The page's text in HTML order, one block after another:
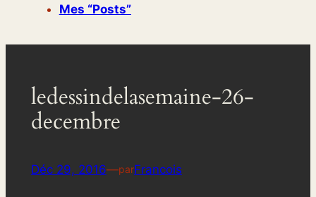
Mes “posts”
ledessindelasemaine-26-
decembre
Déc 29, 2016—parFrancois